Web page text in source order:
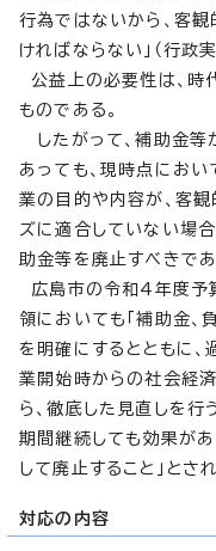
行為ではないから、客
ければならない」（行
公益上の必要性は、時
ものである。
したがって、補助金等
あっても、現時点におい
業の目的や内容が、客
ズに適合していない場
助金等を廃止すべきであ
広島市の令和4年度予
領においても「補助金、
を明確にするとともに、
業開始時からの社会経
ら、徹底した見直しを行
期間継続しても効果が
して廃止すること」とさ
対応の内容